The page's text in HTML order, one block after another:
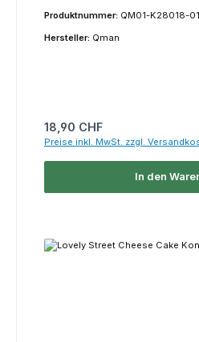
Produktnummer: QM01-K28018-01
Hersteller: Qman
Regulärer Preis:
18,90 CHF
Preise inkl. MwSt. zzgl.
In den